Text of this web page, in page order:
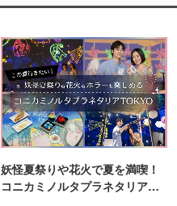
妖怪夏祭りや花火で夏を満喫！
コニカミノルタプラネタリア